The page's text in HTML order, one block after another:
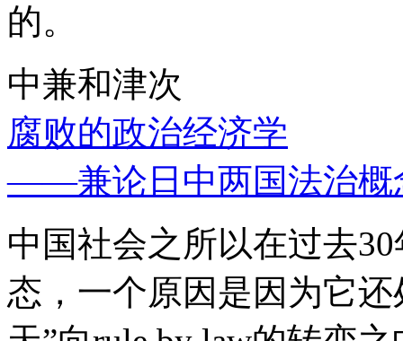
的。
中兼和津次
腐败的政治经济学
——兼论日中两国法治概
中国社会之所以在过去
态，一个原因是因为它